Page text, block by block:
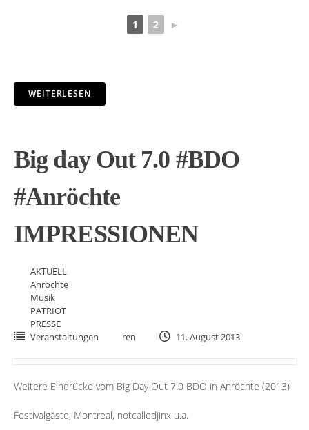
1 2 ►
WEITERLESEN
Big day Out 7.0 #BDO
#Anröchte
IMPRESSIONEN
AKTUELL
Anröchte
Musik
PATRIOT
PRESSE
Veranstaltungen
ren 11. August 2013
Weitere Eindrücke vom Big Day Out 7.0 BDO in Anröchte (2013)
Festivalgäste, Montreal, notcalledjinx u.a.